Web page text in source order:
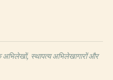
अभिलेखों, स्थापत्य अभिलेखागारों और